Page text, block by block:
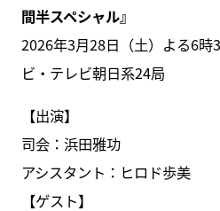
間半スペシャル』
2026年3月28日（土）よる6時
ビ・テレビ朝日系24局
【出演】
司会：浜田雅功
アシスタント：ヒロド歩美
【ゲスト】